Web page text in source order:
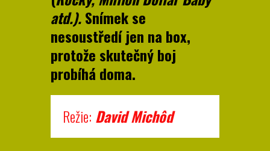
atd.).Snímek se
nesoustředí jen na box,
protože skutečný boj
probíhá doma.
Režie: David Michôd